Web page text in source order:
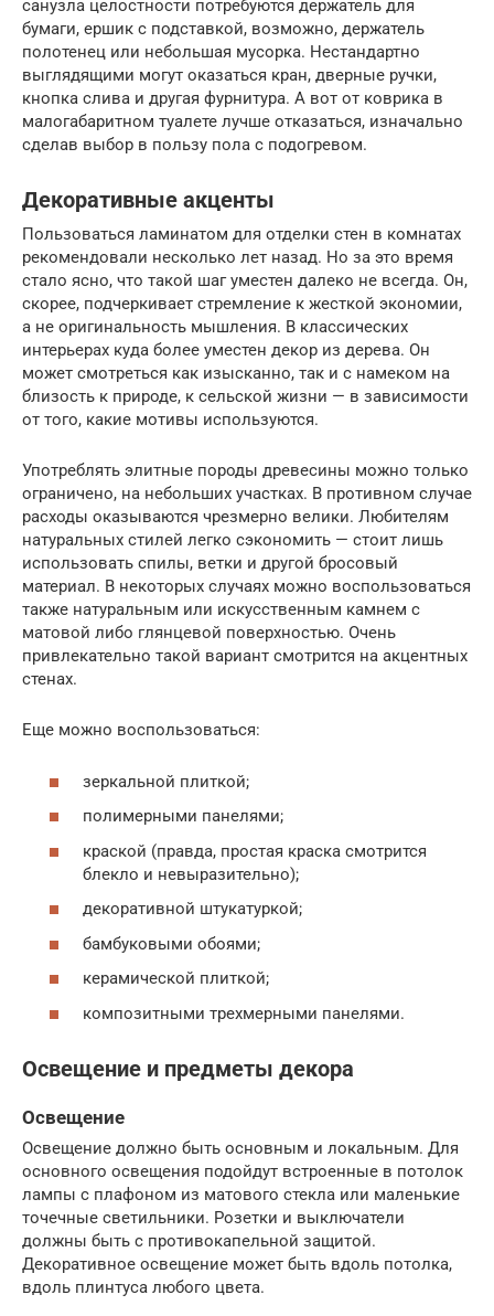
санузла целостности потребуются держатель для
бумаги, ершик с подставкой, возможно, держатель
полотенец или небольшая мусорка. Нестандартно
выглядящими могут оказаться кран, дверные ручки,
кнопка слива и другая фурнитура. А вот от коврика в
малогабаритном туалете лучше отказаться, изначально
сделав выбор в пользу пола с подогревом.
Декоративные акценты
Пользоваться ламинатом для отделки стен в комнатах
рекомендовали несколько лет назад. Но за это время
стало ясно, что такой шаг уместен далеко не всегда. Он,
скорее, подчеркивает стремление к жесткой экономии,
а не оригинальность мышления. В классических
интерьерах куда более уместен декор из дерева. Он
может смотреться как изысканно, так и с намеком на
близость к природе, к сельской жизни — в зависимости
от того, какие мотивы используются.
Употреблять элитные породы древесины можно только
ограничено, на небольших участках. В противном случае
расходы оказываются чрезмерно велики. Любителям
натуральных стилей легко сэкономить — стоит лишь
использовать спилы, ветки и другой бросовый
материал. В некоторых случаях можно воспользоваться
также натуральным или искусственным камнем с
матовой либо глянцевой поверхностью. Очень
привлекательно такой вариант смотрится на акцентных
стенах.
Еще можно воспользоваться:
зеркальной плиткой;
полимерными панелями;
краской (правда, простая краска смотрится
блекло и невыразительно);
декоративной штукатуркой;
бамбуковыми обоями;
керамической плиткой;
композитными трехмерными панелями.
Освещение и предметы декора
Освещение
Освещение должно быть основным и локальным. Для
основного освещения подойдут встроенные в потолок
лампы с плафоном из матового стекла или маленькие
точечные светильники. Розетки и выключатели
должны быть с противокапельной защитой.
Декоративное освещение может быть вдоль потолка,
вдоль плинтуса любого цвета.